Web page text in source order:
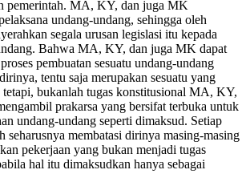
pemerintah. MA, KY, dan juga MK
undang-undang, sehingga oleh
segala urusan legislasi itu kepada
Bahwa MA, KY, dan juga MK dapat
pembuatan sesuatu undang-undang
tentu saja merupakan sesuatu yang
bukanlah tugas konstitusional MA, KY,
prakarsa yang bersifat terbuka untuk
undang-undang seperti dimaksud. Setiap
seharusnya membatasi dirinya masing-masing
pekerjaan yang bukan menjadi tugas
hal itu dimaksudkan hanya sebagai